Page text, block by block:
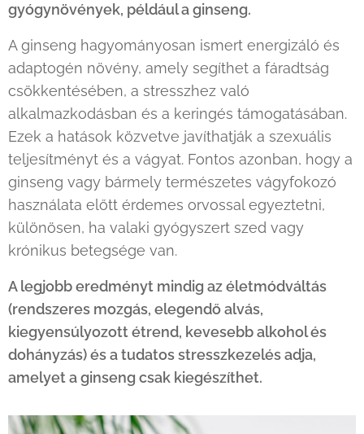
gyógynövények, például a ginseng.
A ginseng hagyományosan ismert energizáló és
adaptogén növény, amely segíthet a fáradtság
csökkentésében, a stresszhez való
alkalmazkodásban és a keringés támogatásában.
Ezek a hatások közvetve javíthatják a szexuális
teljesítményt és a vágyat. Fontos azonban, hogy a
ginseng vagy bármely természetes vágyfokozó
használata előtt érdemes orvossal egyeztetni,
különösen, ha valaki gyógyszert szed vagy
krónikus betegsége van.
A legjobb eredményt mindig az életmódváltás
(rendszeres mozgás, elegendő alvás,
kiegyensúlyozott étrend, kevesebb alkohol és
dohányzás) és a tudatos stresszkezelés adja,
amelyet a ginseng csak kiegészíthet.